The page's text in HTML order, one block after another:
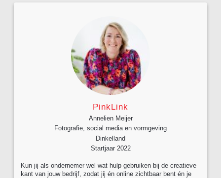
PinkLink
Annelien Meijer
Fotografie, social media en vormgeving
Dinkelland
Startjaar 2022
Kun jij als ondernemer wel wat hulp gebruiken bij de creatieve
kant van jouw bedrijf, zodat jij én online zichtbaar bent én je